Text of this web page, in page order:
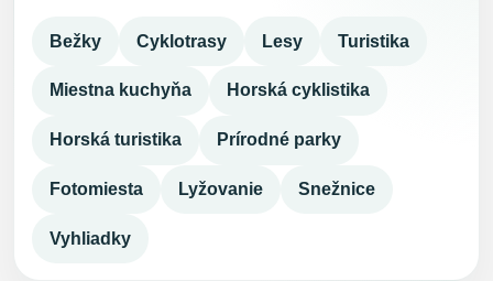
Bežky Cyklotrasy Lesy Turistika
Miestna kuchyňa Horská cyklistika
Horská turistika Prírodné parky
Fotomiesta Lyžovanie Snežnice
Vyhliadky